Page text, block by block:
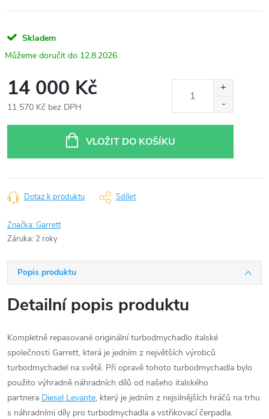
Skladem
12.8.2026
14 000 Kč
11 570 Kč bez DPH
VLOŽIT DO KOŠÍKU
Dotaz k produktu Sdílet
Značka:Garrett
Záruka: 2 roky
Popis produktu
Detailní popis produktu
Kompletně repasované originální turbodmychadlo italské
společnosti Garrett, která je jedním z největších výrobců
turbodmychadel na světě. Při opravě tohoto turbodmychadla bylo
použito výhradně náhradních dílů od našeho italského
partnera Diesel Levante, který je jedním z nejsilnějších hráčů na trhu
s náhradními díly pro turbodmychadla a vstřikovací čerpadla.